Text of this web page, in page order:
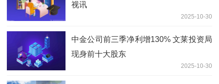
视讯
2025-10-30
中金公司前三季净利增130% 文莱投资局
现身前十大股东
2025-10-30